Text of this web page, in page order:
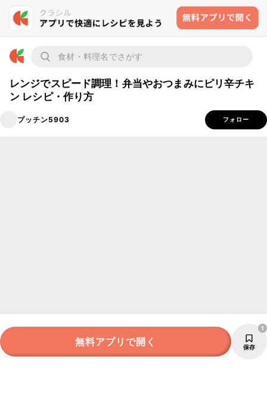
レンジでスピード調理！弁当やおつまみにピリ辛チキ
ン レシピ・作り方
プッチン5903 フォロー
無料アプリで開く 保存
1